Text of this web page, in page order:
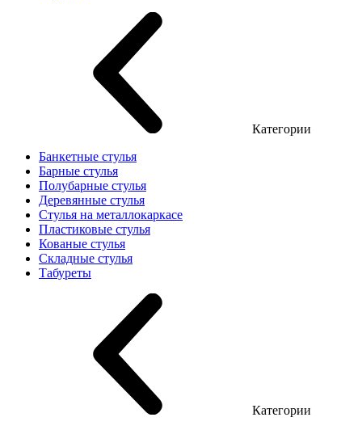
Категории
Банкетные стулья
Барные стулья
Полубарные стулья
Деревянные стулья
Стулья на металлокаркасе
Пластиковые стулья
Кованые стулья
Складные стулья
Табуреты
Категории